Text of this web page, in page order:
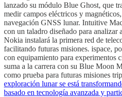
lanzado su módulo Blue Ghost, que
medir campos eléctricos y
navegación GNSS lunar. Intuitive
con un taladro diseñado para analizar
Nokia instalará la primera red de
facilitando futuras misiones. ispace,
con equipamiento para experimentos
suma a la carrera con su Blue Moon
como prueba para futuras misiones
exploración lunar se está
basado en tecnología avanzada y